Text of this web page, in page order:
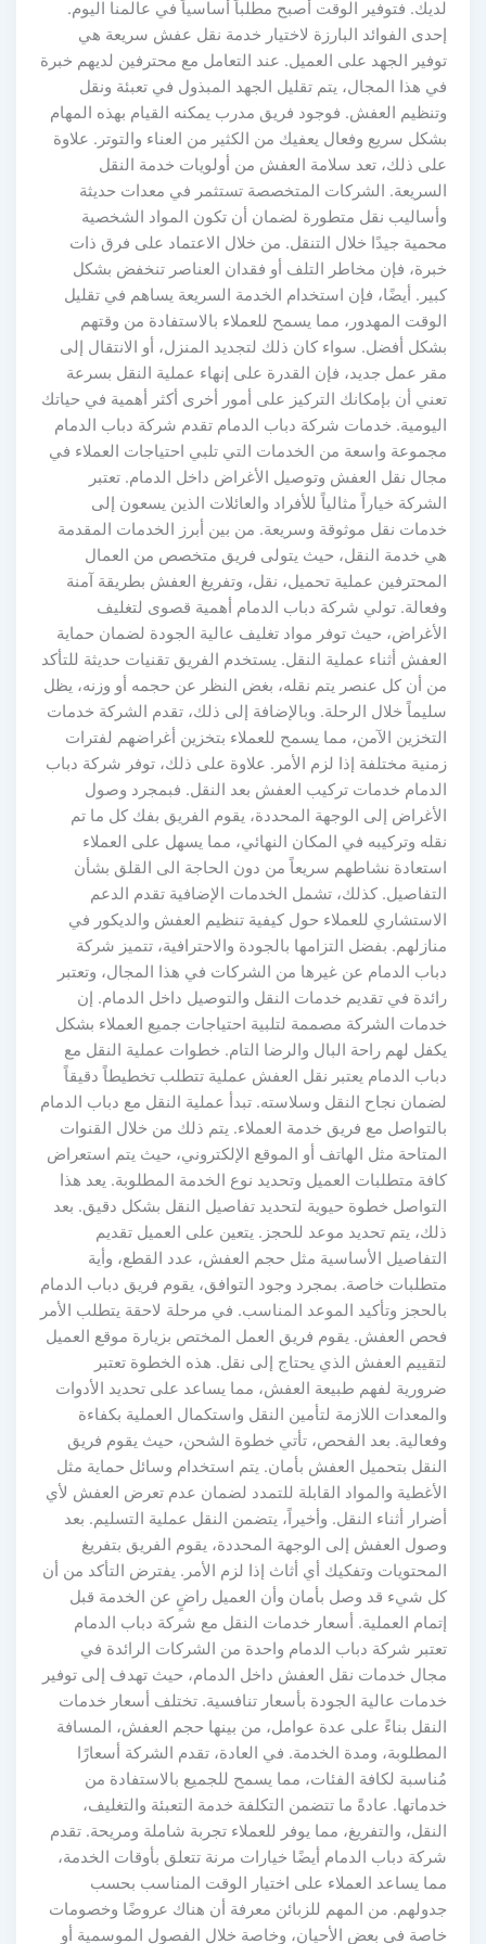
لديك. فتوفير الوقت أصبح مطلباً أساسياً في عالمنا اليوم.
إحدى الفوائد البارزة لاختيار خدمة نقل عفش سريعة هي
توفير الجهد على العميل. عند التعامل مع محترفين لديهم خبرة
في هذا المجال، يتم تقليل الجهد المبذول في تعبئة ونقل
وتنظيم العفش. فوجود فريق مدرب يمكنه القيام بهذه المهام
بشكل سريع وفعال يعفيك من الكثير من العناء والتوتر. علاوة
على ذلك، تعد سلامة العفش من أولويات خدمة النقل
السريعة. الشركات المتخصصة تستثمر في معدات حديثة
وأساليب نقل متطورة لضمان أن تكون المواد الشخصية
محمية جيدًا خلال التنقل. من خلال الاعتماد على فرق ذات
خبرة، فإن مخاطر التلف أو فقدان العناصر تنخفض بشكل
كبير. أيضًا، فإن استخدام الخدمة السريعة يساهم في تقليل
الوقت المهدور، مما يسمح للعملاء بالاستفادة من وقتهم
بشكل أفضل. سواء كان ذلك لتجديد المنزل، أو الانتقال إلى
مقر عمل جديد، فإن القدرة على إنهاء عملية النقل بسرعة
تعني أن بإمكانك التركيز على أمور أخرى أكثر أهمية في حياتك
اليومية. خدمات شركة دباب الدمام تقدم شركة دباب الدمام
مجموعة واسعة من الخدمات التي تلبي احتياجات العملاء في
مجال نقل العفش وتوصيل الأغراض داخل الدمام. تعتبر
الشركة خياراً مثالياً للأفراد والعائلات الذين يسعون إلى
خدمات نقل موثوقة وسريعة. من بين أبرز الخدمات المقدمة
هي خدمة النقل، حيث يتولى فريق متخصص من العمال
المحترفين عملية تحميل، نقل، وتفريغ العفش بطريقة آمنة
وفعالة. تولي شركة دباب الدمام أهمية قصوى لتغليف
الأغراض، حيث توفر مواد تغليف عالية الجودة لضمان حماية
العفش أثناء عملية النقل. يستخدم الفريق تقنيات حديثة للتأكد
من أن كل عنصر يتم نقله، بغض النظر عن حجمه أو وزنه، يظل
سليماً خلال الرحلة. وبالإضافة إلى ذلك، تقدم الشركة خدمات
التخزين الآمن، مما يسمح للعملاء بتخزين أغراضهم لفترات
زمنية مختلفة إذا لزم الأمر. علاوة على ذلك، توفر شركة دباب
الدمام خدمات تركيب العفش بعد النقل. فبمجرد وصول
الأغراض إلى الوجهة المحددة، يقوم الفريق بفك كل ما تم
نقله وتركيبه في المكان النهائي، مما يسهل على العملاء
استعادة نشاطهم سريعاً من دون الحاجة الى القلق بشأن
التفاصيل. كذلك، تشمل الخدمات الإضافية تقدم الدعم
الاستشاري للعملاء حول كيفية تنظيم العفش والديكور في
منازلهم. بفضل التزامها بالجودة والاحترافية، تتميز شركة
دباب الدمام عن غيرها من الشركات في هذا المجال، وتعتبر
رائدة في تقديم خدمات النقل والتوصيل داخل الدمام. إن
خدمات الشركة مصممة لتلبية احتياجات جميع العملاء بشكل
يكفل لهم راحة البال والرضا التام. خطوات عملية النقل مع
دباب الدمام يعتبر نقل العفش عملية تتطلب تخطيطاً دقيقاً
لضمان نجاح النقل وسلاسته. تبدأ عملية النقل مع دباب الدمام
بالتواصل مع فريق خدمة العملاء. يتم ذلك من خلال القنوات
المتاحة مثل الهاتف أو الموقع الإلكتروني، حيث يتم استعراض
كافة متطلبات العميل وتحديد نوع الخدمة المطلوبة. يعد هذا
التواصل خطوة حيوية لتحديد تفاصيل النقل بشكل دقيق. بعد
ذلك، يتم تحديد موعد للحجز. يتعين على العميل تقديم
التفاصيل الأساسية مثل حجم العفش، عدد القطع، وأية
متطلبات خاصة. بمجرد وجود التوافق، يقوم فريق دباب الدمام
بالحجز وتأكيد الموعد المناسب. في مرحلة لاحقة يتطلب الأمر
فحص العفش. يقوم فريق العمل المختص بزيارة موقع العميل
لتقييم العفش الذي يحتاج إلى نقل. هذه الخطوة تعتبر
ضرورية لفهم طبيعة العفش، مما يساعد على تحديد الأدوات
والمعدات اللازمة لتأمين النقل واستكمال العملية بكفاءة
وفعالية. بعد الفحص، تأتي خطوة الشحن، حيث يقوم فريق
النقل بتحميل العفش بأمان. يتم استخدام وسائل حماية مثل
الأغطية والمواد القابلة للتمدد لضمان عدم تعرض العفش لأي
أضرار أثناء النقل. وأخيراً، يتضمن النقل عملية التسليم. بعد
وصول العفش إلى الوجهة المحددة، يقوم الفريق بتفريغ
المحتويات وتفكيك أي أثاث إذا لزم الأمر. يفترض التأكد من أن
كل شيء قد وصل بأمان وأن العميل راضٍ عن الخدمة قبل
إتمام العملية. أسعار خدمات النقل مع شركة دباب الدمام
تعتبر شركة دباب الدمام واحدة من الشركات الرائدة في
مجال خدمات نقل العفش داخل الدمام، حيث تهدف إلى توفير
خدمات عالية الجودة بأسعار تنافسية. تختلف أسعار خدمات
النقل بناءً على عدة عوامل، من بينها حجم العفش، المسافة
المطلوبة، ومدة الخدمة. في العادة، تقدم الشركة أسعارًا
مُناسبة لكافة الفئات، مما يسمح للجميع بالاستفادة من
خدماتها. عادةً ما تتضمن التكلفة خدمة التعبئة والتغليف،
النقل، والتفريغ، مما يوفر للعملاء تجربة شاملة ومريحة. تقدم
شركة دباب الدمام أيضًا خيارات مرنة تتعلق بأوقات الخدمة،
مما يساعد العملاء على اختيار الوقت المناسب بحسب
جدولهم. من المهم للزبائن معرفة أن هناك عروضًا وخصومات
خاصة في بعض الأحيان، وخاصة خلال الفصول الموسمية أو